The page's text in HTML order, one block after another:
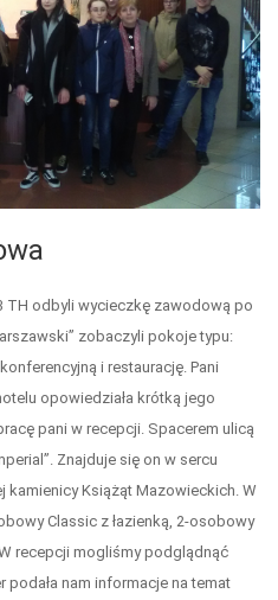
TH odbyli wycieczkę zawodową po
zobaczyli pokoje typu:
i restaurację. Pani
opowiedziała krótką jego
pani w recepcji. Spacerem ulicą
Znajduje się on w sercu
kamienicy Książąt Mazowieckich. W
Classic z łazienką, 2-osobowy
recepcji mogliśmy podglądnąć
podała nam informacje na temat